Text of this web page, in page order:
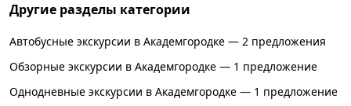
Другие разделы категории
Автобусные экскурсии в Академгородке — 2 предложения
Обзорные экскурсии в Академгородке — 1 предложение
Однодневные экскурсии в Академгородке — 1 предложение